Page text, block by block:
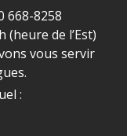
668-8258
(heure de l’Est)
vous servir
: